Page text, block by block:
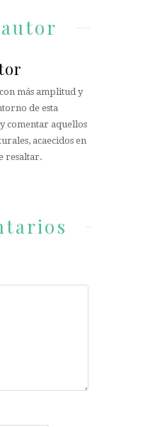
más amplitud y
de esta
comentar aquellos
acaecidos en
resaltar.